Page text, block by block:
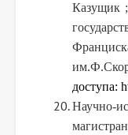
Казущик
доступа: